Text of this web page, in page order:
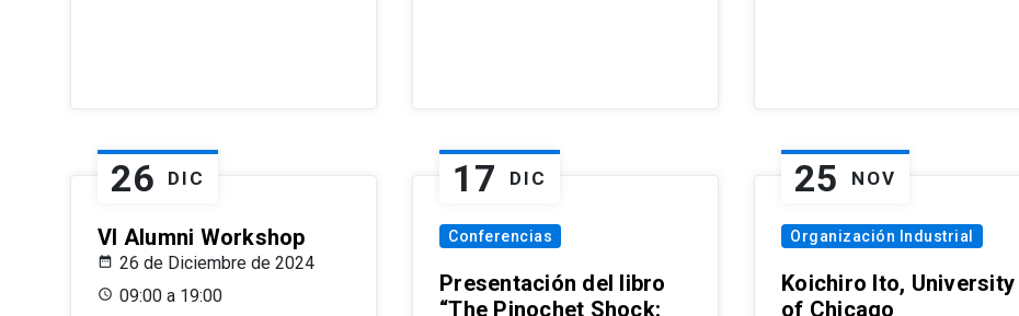
26 DIC
VI Alumni Workshop
26 de Diciembre de 2024
09:00 a 19:00
17 DIC
Conferencias
Presentación del libro
“The Pinochet Shock:
25 NOV
Organización Industrial
Koichiro Ito, University
of Chicago